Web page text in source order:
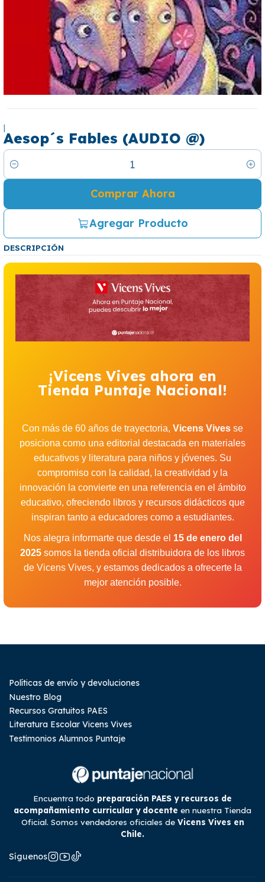
|
Aesop´s Fables (AUDIO @)
Cantidad
Agregar Producto
Comprar Ahora
DESCRIPCIÓN
¡Vicens Vives ahora en
Tienda Puntaje Nacional!
Con más de 60 años de trayectoria, Vicens Vives se
posiciona como una editorial destacada en materiales
educativos y literatura para niños y jóvenes. Su
compromiso con la calidad, la creatividad y la
innovación la convierte en una referencia en el ámbito
educativo, ofreciendo libros y recursos didácticos que
inspiran tanto a educadores como a estudiantes.
Nos alegra informarte que desde el 15 de enero del
2025 somos la tienda oficial distribuidora de los libros
de Vicens Vives, y estamos dedicados a ofrecerte la
mejor atención posible.
Políticas de envío y devoluciones
Nuestro Blog
Recursos Gratuitos PAES
Literatura Escolar Vicens Vives
Testimonios Alumnos Puntaje
Encuentra todo preparación PAES y recursos de
acompañamiento curricular y docente en nuestra Tienda
Oficial. Somos vendedores oficiales de Vicens Vives en
Chile.
Síguenos